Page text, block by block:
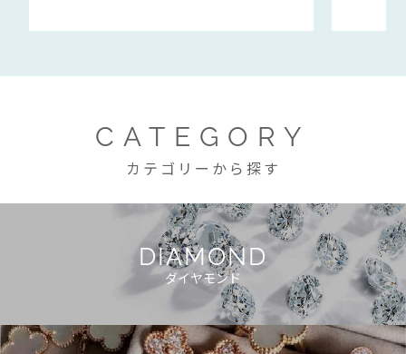
CATEGORY
カテゴリーから探す
DIAMOND
ダイヤモンド